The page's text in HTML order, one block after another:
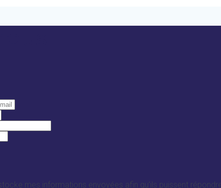
mes informations envoyées afin qu’ils puissent